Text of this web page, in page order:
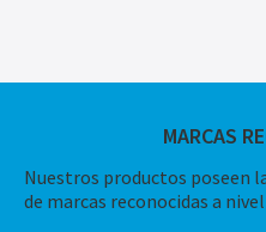
MARCAS
Nuestros productos poseen
de marcas reconocidas a